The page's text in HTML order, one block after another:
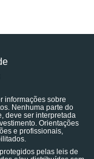
informações sobre
Nenhuma parte do
deve ser interpretada
Orientações
e profissionais,
pelas leis de